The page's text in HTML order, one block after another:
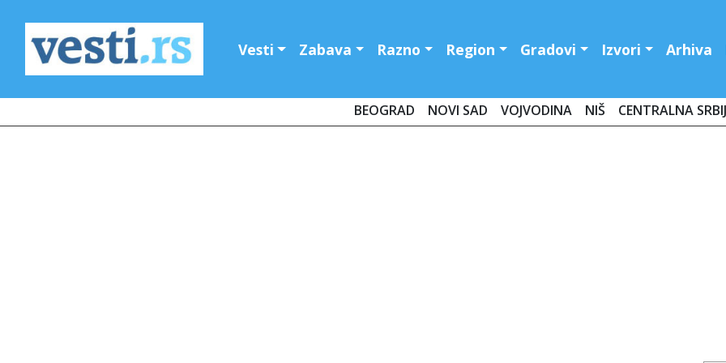
Vesti Zabava Razno Region Gradovi Izvori Arhiva
BEOGRAD NOVI SAD VOJVODINA NIŠ CENTRALNA